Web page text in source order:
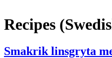
Recipes
Smakrik linsgryta